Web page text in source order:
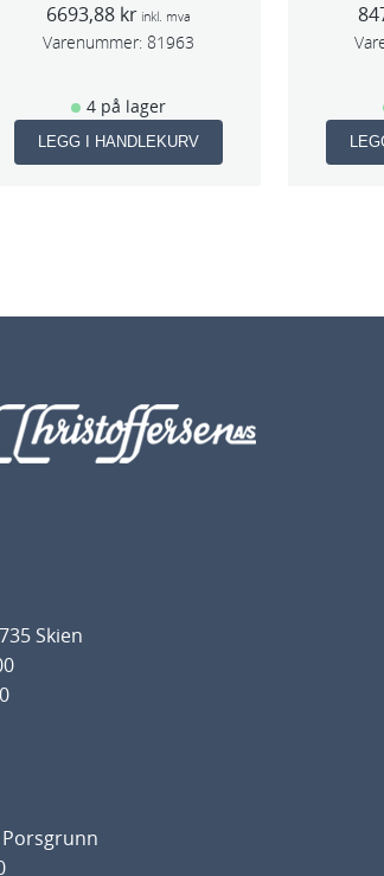
slag 75mm
6693,88 kr inkl. mva
Varenummer: 81963
4 på lager
LEGG I HANDLEKURV
Skien
Porsgrunn